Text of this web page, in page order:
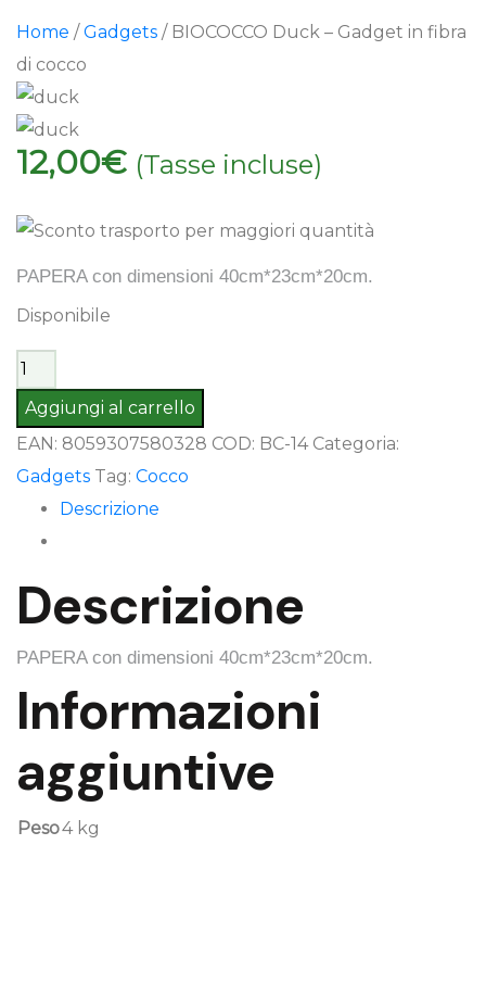
Home /Gadgets / BIOCOCCO Duck – Gadget in fibra
di cocco
12,00€ (Tasse incluse)
PAPERA con dimensioni 40cm*23cm*20cm.
Disponibile
BIOCOCCO
Duck
-
cocco
quantità
Aggiungi al carrello
EAN: 8059307580328 COD: BC-14 Categoria:
Gadgets Tag: Cocco
Descrizione
Descrizione
PAPERA con dimensioni 40cm*23cm*20cm.
Informazioni
aggiuntive
Peso4 kg